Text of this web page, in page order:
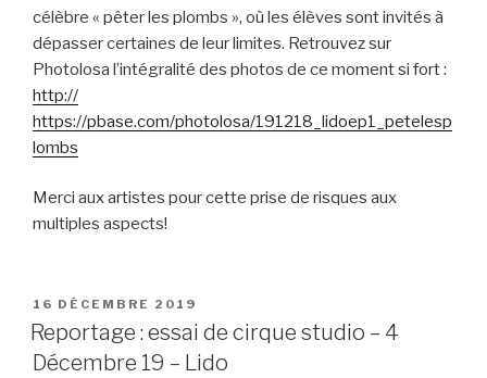
célèbre « pêter les plombs », où les élèves sont invités à
dépasser certaines de leur limites. Retrouvez sur
Photolosa l’intégralité des photos de ce moment si fort :
http://
https://pbase.com/photolosa/191218_lidoep1_petelesp
lombs
Merci aux artistes pour cette prise de risques aux
multiples aspects!
PUBLIÉ
LE
16 DÉCEMBRE 2019
Reportage : essai de cirque studio – 4
Décembre 19 – Lido